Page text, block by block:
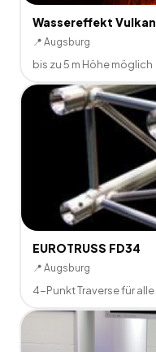
Wassereffekt Vulkan
📍 Augsburg
bis zu 5 m Höhe möglich
EUROTRUSS FD34
📍 Augsburg
4-Punkt Traverse für